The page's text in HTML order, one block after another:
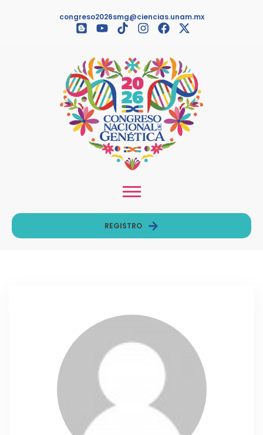
congreso2026smg@ciencias.unam.mx
REGISTRO